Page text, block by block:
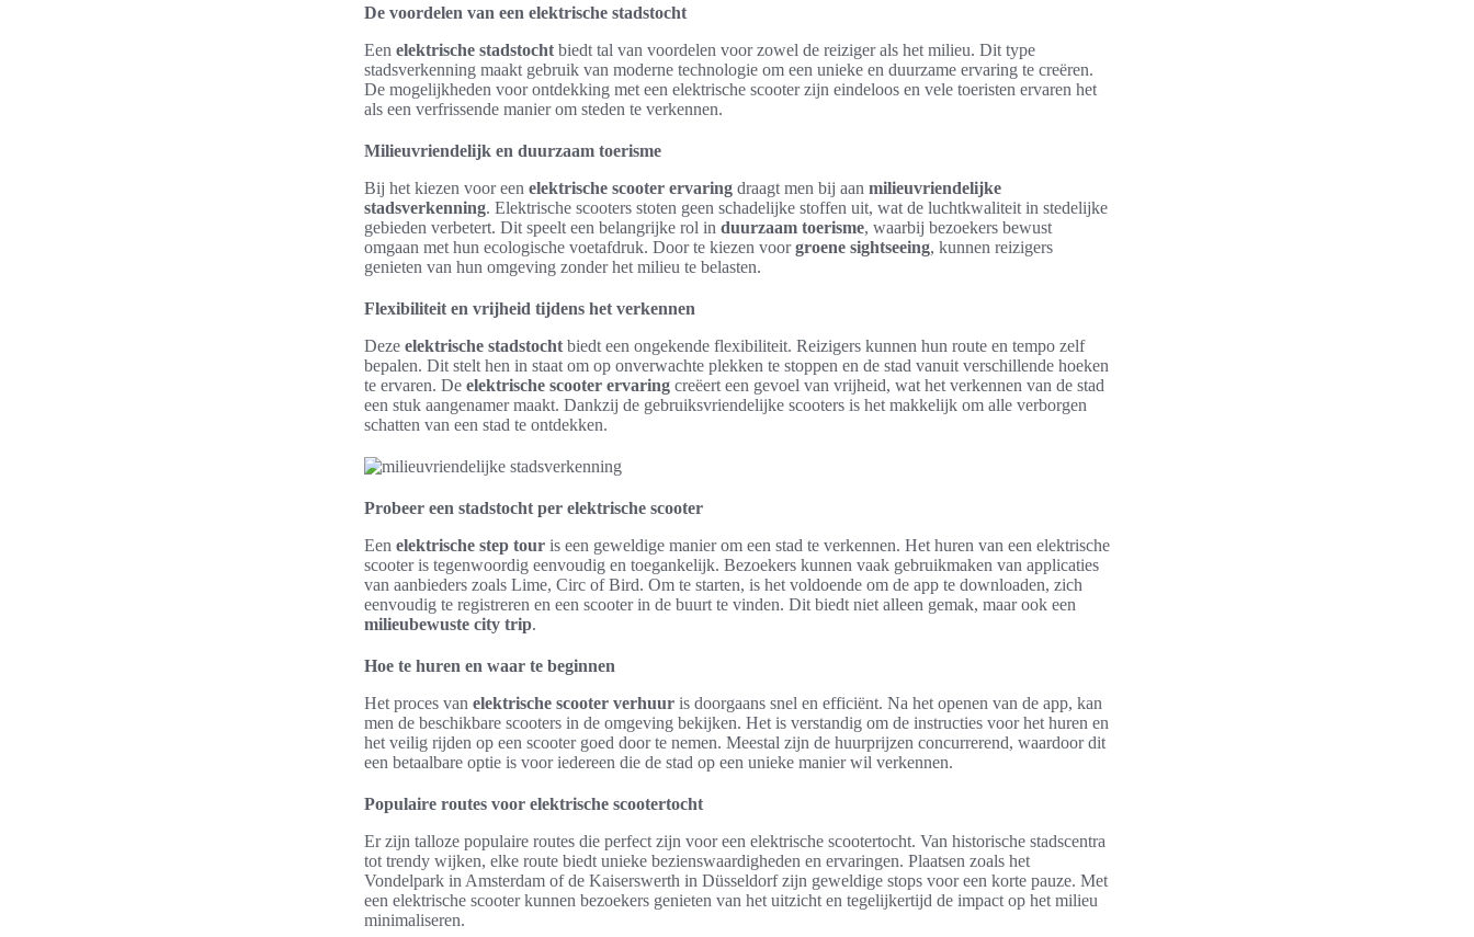
De voordelen van een elektrische stadstocht
Een elektrische stadstocht biedt tal van voordelen voor zowel de reiziger als het milieu. Dit type
stadsverkenning maakt gebruik van moderne technologie om een unieke en duurzame ervaring te creëren.
De mogelijkheden voor ontdekking met een elektrische scooter zijn eindeloos en vele toeristen ervaren het
als een verfrissende manier om steden te verkennen.
Milieuvriendelijk en duurzaam toerisme
Bij het kiezen voor een elektrische scooter ervaring draagt men bij aan milieuvriendelijke
stadsverkenning. Elektrische scooters stoten geen schadelijke stoffen uit, wat de luchtkwaliteit in stedelijke
gebieden verbetert. Dit speelt een belangrijke rol in duurzaam toerisme, waarbij bezoekers bewust
omgaan met hun ecologische voetafdruk. Door te kiezen voorgroene sightseeing, kunnen reizigers
genieten van hun omgeving zonder het milieu te belasten.
Flexibiliteit en vrijheid tijdens het verkennen
Deze elektrische stadstocht biedt een ongekende flexibiliteit. Reizigers kunnen hun route en tempo zelf
bepalen. Dit stelt hen in staat om op onverwachte plekken te stoppen en de stad vanuit verschillende hoeken
te ervaren. De elektrische scooter ervaring creëert een gevoel van vrijheid, wat het verkennen van de stad
een stuk aangenamer maakt. Dankzij de gebruiksvriendelijke scooters is het makkelijk om alle verborgen
schatten van een stad te ontdekken.
Probeer een stadstocht per elektrische scooter
Een elektrische step tour is een geweldige manier om een stad te verkennen. Het huren van een elektrische
scooter is tegenwoordig eenvoudig en toegankelijk. Bezoekers kunnen vaak gebruikmaken van applicaties
van aanbieders zoals Lime, Circ of Bird. Om te starten, is het voldoende om de app te downloaden, zich
eenvoudig te registreren en een scooter in de buurt te vinden. Dit biedt niet alleen gemak, maar ook een
milieubewuste city trip.
Hoe te huren en waar te beginnen
Het proces van elektrische scooter verhuur is doorgaans snel en efficiënt. Na het openen van de app, kan
men de beschikbare scooters in de omgeving bekijken. Het is verstandig om de instructies voor het huren en
het veilig rijden op een scooter goed door te nemen. Meestal zijn de huurprijzen concurrerend, waardoor dit
een betaalbare optie is voor iedereen die de stad op een unieke manier wil verkennen.
Populaire routes voor elektrische scootertocht
Er zijn talloze populaire routes die perfect zijn voor een elektrische scootertocht. Van historische stadscentra
tot trendy wijken, elke route biedt unieke bezienswaardigheden en ervaringen. Plaatsen zoals het
Vondelpark in Amsterdam of de Kaiserswerth in Düsseldorf zijn geweldige stops voor een korte pauze. Met
een elektrische scooter kunnen bezoekers genieten van het uitzicht en tegelijkertijd de impact op het milieu
minimaliseren.